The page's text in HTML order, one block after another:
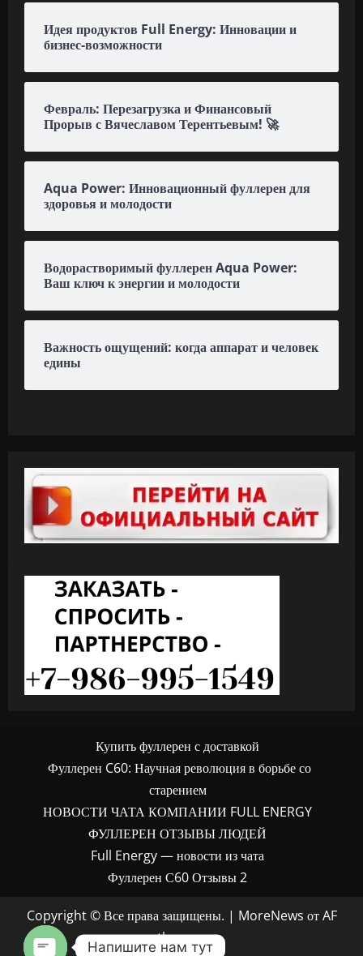
Идея продуктов Full Energy: Инновации и
бизнес-возможности
Февраль: Перезагрузка и Финансовый
Прорыв с Вячеславом Терентьевым! 🚀
Aqua Power: Инновационный фуллерен для
здоровья и молодости
Водорастворимый фуллерен Aqua Power:
Ваш ключ к энергии и молодости
Важность ощущений: когда аппарат и человек
едины
Купить фуллерен с доставкой
Фуллерен C60: Научная революция в борьбе со
старением
НОВОСТИ ЧАТА КОМПАНИИ FULL ENERGY
ФУЛЛЕРЕН ОТЗЫВЫ ЛЮДЕЙ
Full Energy — новости из чата
Фуллерен С60 Отзывы 2
Copyright © Все права защищены. | MoreNews от AF
themes.
Напишите нам тут